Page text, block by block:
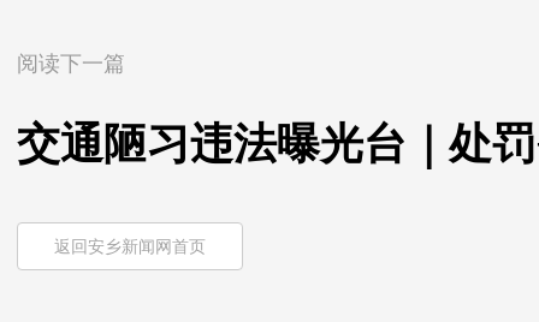
阅读下一篇
交通陋习违法曝光台｜处
返回安乡新闻网首页